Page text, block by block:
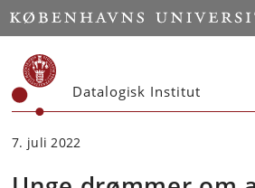
Start
Datalogisk Institut
7. juli 2022